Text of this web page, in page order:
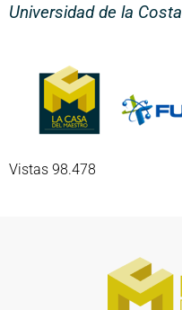
Universidad de la Costa
Vistas 98.478